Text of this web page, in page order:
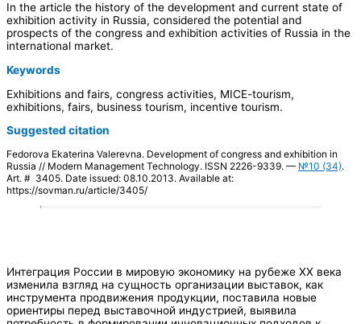
In the article the history of the development and current state of
exhibition activity in Russia, considered the potential and
prospects of the congress and exhibition activities of Russia in the
international market.
Keywords
Exhibitions and fairs, congress activities, MICE-tourism,
exhibitions, fairs, business tourism, incentive tourism.
Suggested citation
Fedorova Ekaterina Valerevna. Development of congress and exhibition in
Russia // Modern Management Technology. ISSN 2226-9339. — №10 (34).
Art. # 3405. Date issued: 08.10.2013. Available at:
https://sovman.ru/article/3405/
Интеграция России в мировую экономику на рубеже ХХ века
изменила взгляд на сущность организации выставок, как
инструмента продвижения продукции, поставила новые
ориентиры перед выставочной индустрией, выявила